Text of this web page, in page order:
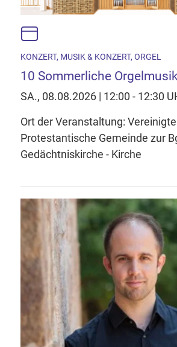
KONZERT, MUSIK & KONZERT, ORGEL
10 Sommerliche
SA., 08.08.2026 | 12:00 - 12:30
Ort der Veranstaltung: Vereinigte
Protestantische Gemeinde zur
Gedächtniskirche - Kirche